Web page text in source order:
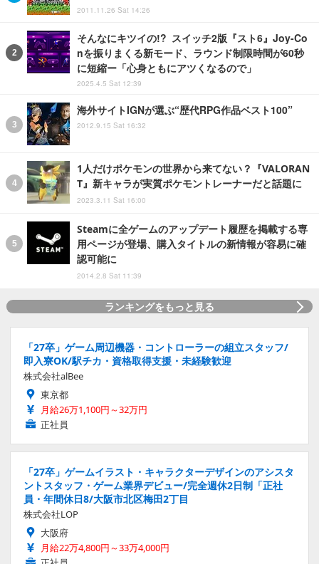
2011.11.26 Sat 14:26
そんなにキツイの!? スイッチ2版『スト6』Joy-Co
nを振りまくる新モード、ラウンド制限時間が60秒
に短縮ー「心身ともにアツくなるので」
2025.4.5 Sat 12:39
海外サイトIGNが選ぶ“歴代RPG作品ベスト100”
2012.9.15 Sat 16:32
1人だけポケモンの世界から来てない？『VALORAN
T』新キャラが実質ポケモントレーナーだと話題に
2023.3.11 Sat 16:00
Steamに全ゲームのアップデート履歴を掲載する専
用ページが登場、購入タイトルの新情報が容易に確
認可能に
2014.2.8 Sat 11:39
ランキングをもっと見る
「27卒」ゲーム周辺機器・コントローラーの組立スタッフ/
即入寮OK/駅チカ・資格取得支援・未経験歓迎
株式会社alBee
東京都
月給26万1,100円～32万円
正社員
「27卒」ゲームイラスト・キャラクターデザインのアシスタ
ントスタッフ・ゲーム業界デビュー/完全週休2日制「正社
員・年間休日8/大阪市北区梅田2丁目
株式会社LOP
大阪府
月給22万4,800円～33万4,000円